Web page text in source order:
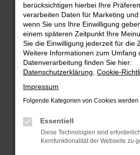
Fehler: Network
Beim Laden ist ein Fehler
Hier sind ein paar Tipps, die dir
Überprüfe deine Firewall
Internetverbindung.
Laden andere Webseiten, zum
Suchmaschine?
Prüfe deine
Manche Erweiterungen, wie
können das Laden bestimmter
verhindern. Funktioniert die
berücksichtigen hierbei Ihre
verarbeiten Daten für Marketing und
wenn Sie uns Ihre Einwilligung
einem späteren Zeitpunkt Ihre
Sie die Einwilligung jederzeit für die
Weitere Informationen zum Umfang
Datenverarbeitung finden Sie hier:
Datenschutzerklärung Cookie-
Impressum
Folgende Kategorien von Cookies
Essentiell
Diese Technologien sind
Kernfunktionalität der Webseite zu